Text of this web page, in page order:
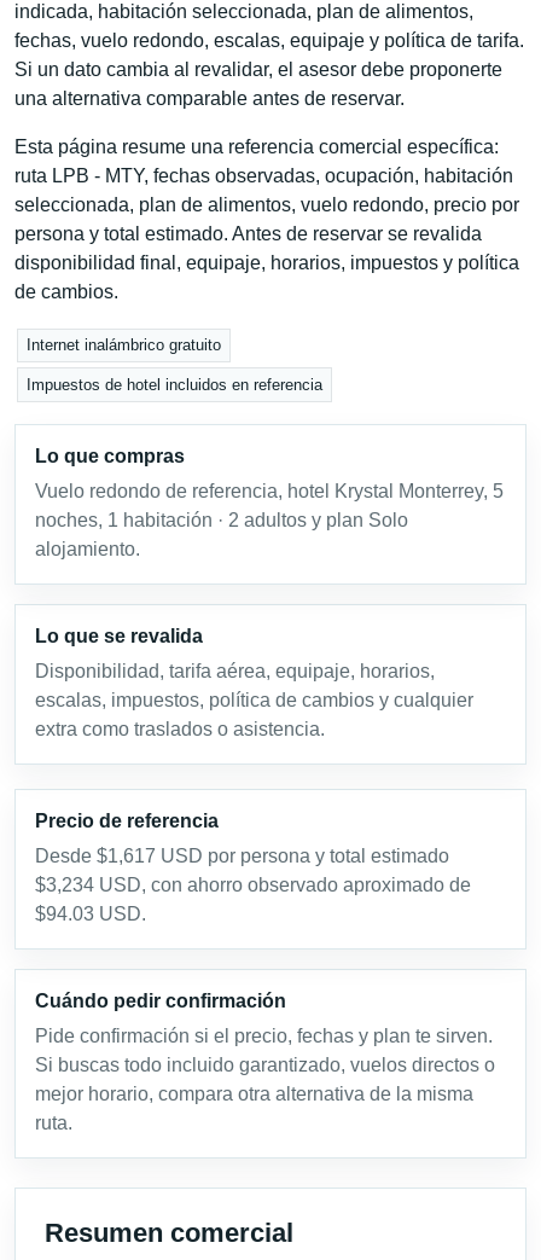
indicada, habitación seleccionada, plan de alimentos,
fechas, vuelo redondo, escalas, equipaje y política de tarifa.
Si un dato cambia al revalidar, el asesor debe proponerte
una alternativa comparable antes de reservar.
Esta página resume una referencia comercial específica:
ruta LPB - MTY, fechas observadas, ocupación, habitación
seleccionada, plan de alimentos, vuelo redondo, precio por
persona y total estimado. Antes de reservar se revalida
disponibilidad final, equipaje, horarios, impuestos y política
de cambios.
Internet inalámbrico gratuito
Impuestos de hotel incluidos en referencia
Lo que compras
Vuelo redondo de referencia, hotel Krystal Monterrey, 5
noches, 1 habitación · 2 adultos y plan Solo
alojamiento.
Lo que se revalida
Disponibilidad, tarifa aérea, equipaje, horarios,
escalas, impuestos, política de cambios y cualquier
extra como traslados o asistencia.
Precio de referencia
Desde $1,617 USD por persona y total estimado
$3,234 USD, con ahorro observado aproximado de
$94.03 USD.
Cuándo pedir confirmación
Pide confirmación si el precio, fechas y plan te sirven.
Si buscas todo incluido garantizado, vuelos directos o
mejor horario, compara otra alternativa de la misma
ruta.
Resumen comercial